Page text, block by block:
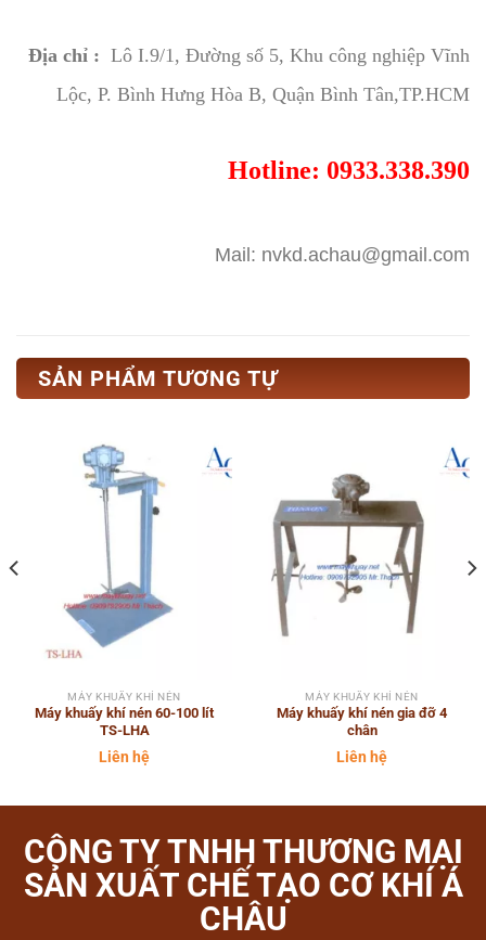
Địa chỉ : Lô I.9/1, Đường số 5, Khu công nghiệp Vĩnh
Lộc, P. Bình Hưng Hòa B, Quận Bình Tân,TP.HCM
Hotline: 0933.338.390
Mail: nvkd.achau@gmail.com
SẢN PHẨM TƯƠNG TỰ
MÁY KHUẤY KHÍ NÉN
Máy khuấy khí nén 60-100 lít
TS-LHA
Liên hệ
MÁY KHUẤY KHÍ NÉN
Máy khuấy khí nén gia đỡ 4
chân
Liên hệ
CÔNG TY TNHH THƯƠNG MẠI
SẢN XUẤT CHẾ TẠO CƠ KHÍ Á
CHÂU